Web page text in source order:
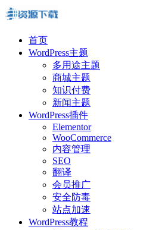
首页
WordPress主题
多用途主题
商城主题
知识付费
新闻主题
WordPress插件
Elementor
WooCommerce
内容管理
SEO
翻译
会员推广
安全防毒
站点加速
WordPress教程